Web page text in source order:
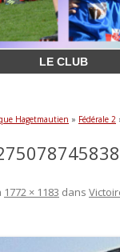
LE CLUB
Hagetmautien » Fédérale 2
1772 × 1183 dans